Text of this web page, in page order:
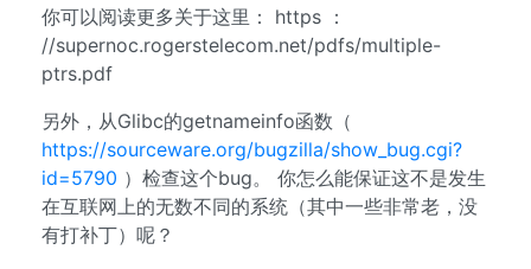
你可以阅读更多关于这里： https ：
//supernoc.rogerstelecom.net/pdfs/multiple-
ptrs.pdf
另外，从Glibc的getnameinfo函数（
https://sourceware.org/bugzilla/show_bug.cgi?
id=5790 ）检查这个bug。 你怎么能保证这不是发生
在互联网上的无数不同的系统（其中一些非常老，没
有打补丁）呢？